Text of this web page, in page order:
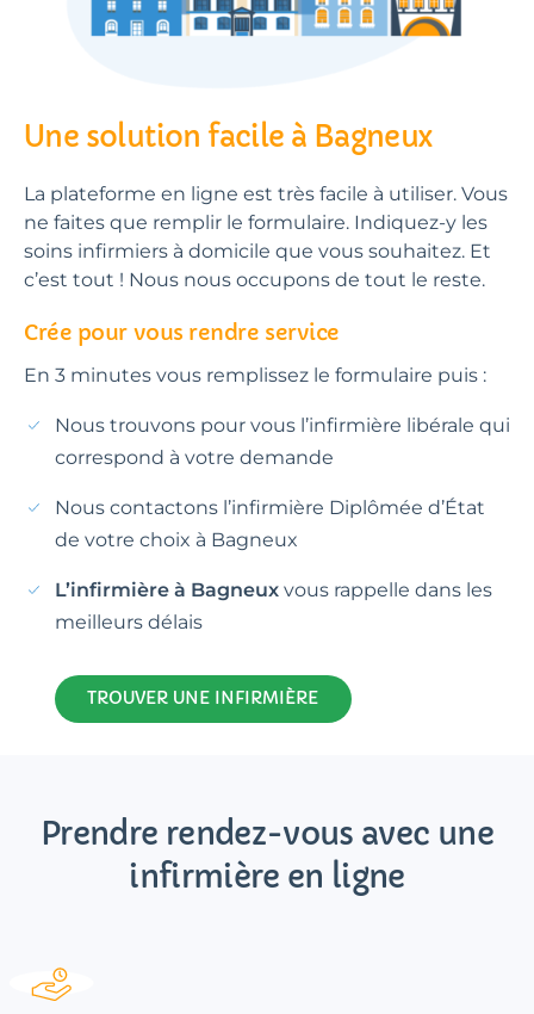
Une solution facile à Bagneux
La plateforme en ligne est très facile à utiliser. Vous
ne faites que remplir le formulaire. Indiquez-y les
soins infirmiers à domicile que vous souhaitez. Et
c’est tout ! Nous nous occupons de tout le reste.
Crée pour vous rendre service
En 3 minutes vous remplissez le formulaire puis :
Nous trouvons pour vous l’infirmière libérale qui
correspond à votre demande
Nous contactons l’infirmière Diplômée d’État
de votre choix à Bagneux
L’infirmière à Bagneux vous rappelle dans les
meilleurs délais
TROUVER UNE INFIRMIÈRE
Prendre rendez-vous avec une
infirmière en ligne